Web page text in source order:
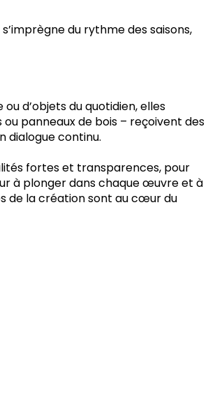
du rythme des saisons,
d’objets du quotidien, elles
panneaux de bois – reçoivent des
dialogue continu.
fortes et transparences, pour
à plonger dans chaque œuvre et à
de la création sont au cœur du